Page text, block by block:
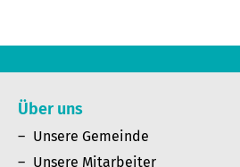
Über uns
Unsere Gemeinde
Unsere Mitarbeiter